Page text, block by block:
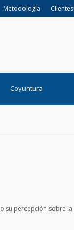
Metodología Clientes
Coyuntura
su percepción sobre la